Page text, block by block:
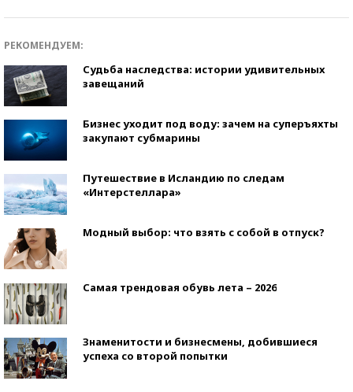
РЕКОМЕНДУЕМ:
Судьба наследства: истории удивительных
завещаний
Бизнес уходит под воду: зачем на суперъяхты
закупают субмарины
Путешествие в Исландию по следам
«Интерстеллара»
Модный выбор: что взять с собой в отпуск?
Самая трендовая обувь лета – 2026
Знаменитости и бизнесмены, добившиеся
успеха со второй попытки